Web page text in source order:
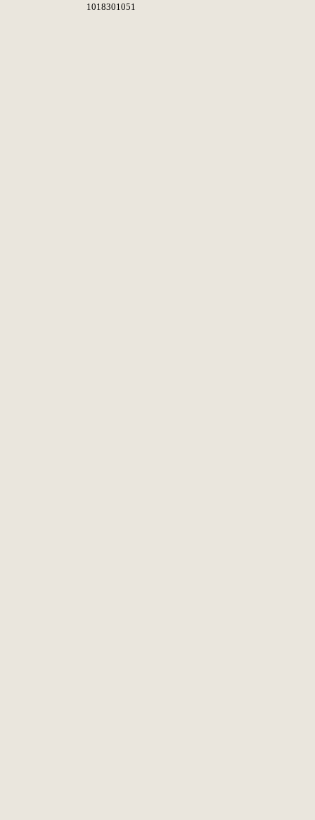
1018301051